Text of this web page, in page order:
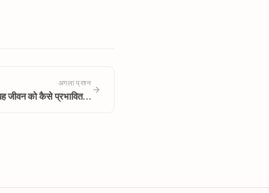
अगला प्रश्न
जीवन को कैसे प्रभावित…